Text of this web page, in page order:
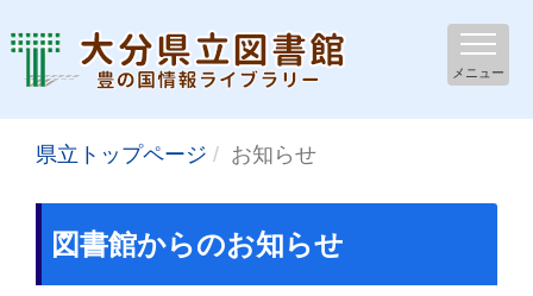
メニュー
県立トップページ お知らせ
図書館からのお知らせ